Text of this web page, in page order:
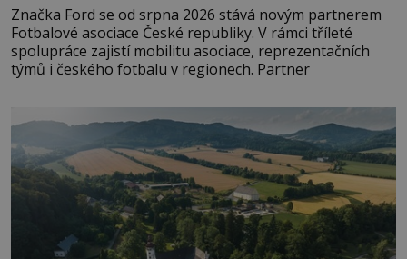
Značka Ford se od srpna 2026 stává novým partnerem
Fotbalové asociace České republiky. V rámci tříleté
spolupráce zajistí mobilitu asociace, reprezentačních
týmů i českého fotbalu v regionech. Partner